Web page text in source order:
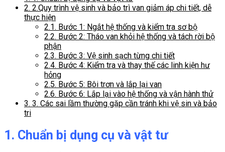
2. 2.Quy trình vệ sinh và bảo trì van giảm áp chi tiết, dễ
thực hiện
2.1. Bước 1: Ngắt hệ thống và kiểm tra sơ bộ
2.2. Bước 2: Tháo van khỏi hệ thống và tách rời bộ
phận
2.3. Bước 3: Vệ sinh sạch từng chi tiết
2.4. Bước 4: Kiểm tra và thay thế các linh kiện hư
hỏng
2.5. Bước 5: Bôi trơn và lắp lại van
2.6. Bước 6: Lắp lại vào hệ thống và vận hành thử
3. 3. Các sai lầm thường gặp cần tránh khi vệ sin và bảo
tri
1. Chuẩn bị dụng cụ và vật tư